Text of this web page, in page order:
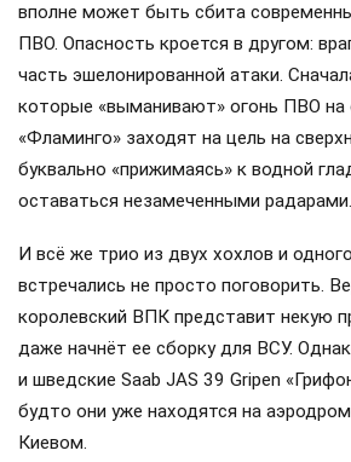
вполне может быть сбита
ПВО. Опасность кроется в другом:
часть эшелонированной атаки.
которые «выманивают» огонь ПВО на
«Фламинго» заходят на цель на
буквально «прижимаясь» к водной
оставаться незамеченными радарами.
И всё же трио из двух хохлов и
встречались не просто поговорить.
королевский ВПК представит некую
даже начнёт ее сборку для ВСУ.
и шведские Saab JAS 39 Gripen
будто они уже находятся на
Киевом.